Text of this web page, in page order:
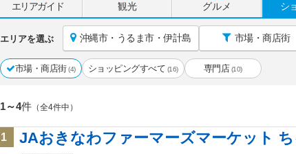
エリアガイド 観光 グルメ シ
エリアを選ぶ 沖縄市・うるま市・伊計島 市場・商店街
市場・商店街 (4) ショッピングすべて (16) 専門店 (10)
1～4件 （全4件中）
1 JAおきなわファーマーズマーケット